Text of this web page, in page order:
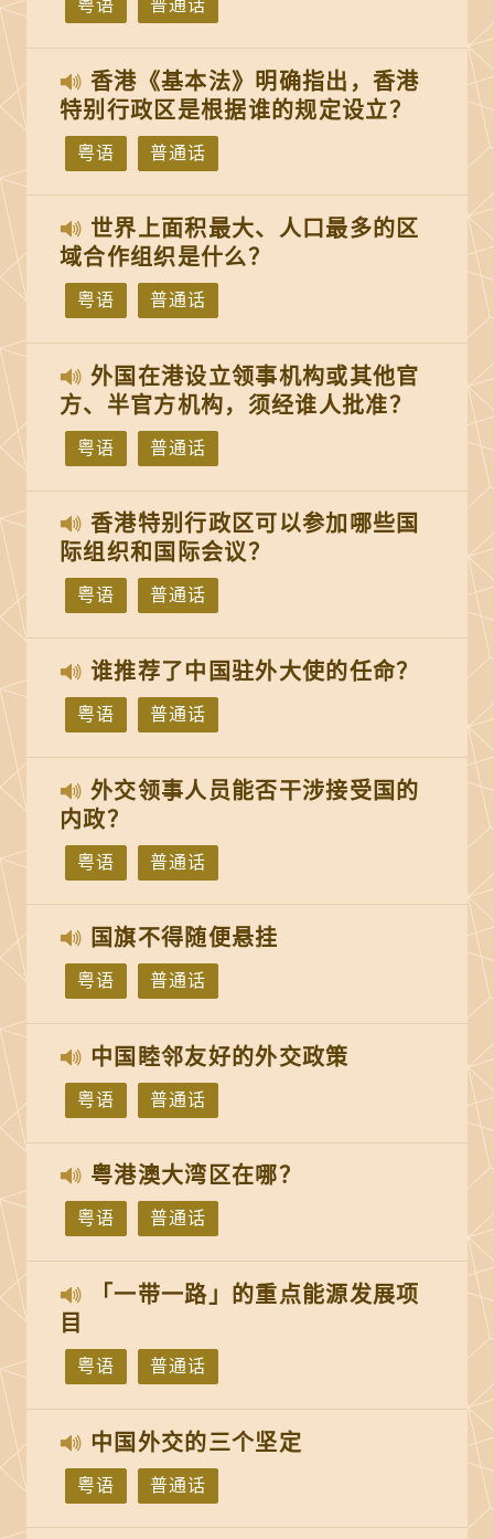
粤语 普通话
香港《基本法》明确指出，香港
特别行政区是根据谁的规定设立？
粤语 普通话
世界上面积最大、人口最多的区
域合作组织是什么？
粤语 普通话
外国在港设立领事机构或其他官
方、半官方机构，须经谁人批准？
粤语 普通话
香港特别行政区可以参加哪些国
际组织和国际会议？
粤语 普通话
谁推荐了中国驻外大使的任命？
粤语 普通话
外交领事人员能否干涉接受国的
内政？
粤语 普通话
国旗不得随便悬挂
粤语 普通话
中国睦邻友好的外交政策
粤语 普通话
粤港澳大湾区在哪？
粤语 普通话
「一带一路」的重点能源发展项
目
粤语 普通话
中国外交的三个坚定
粤语 普通话